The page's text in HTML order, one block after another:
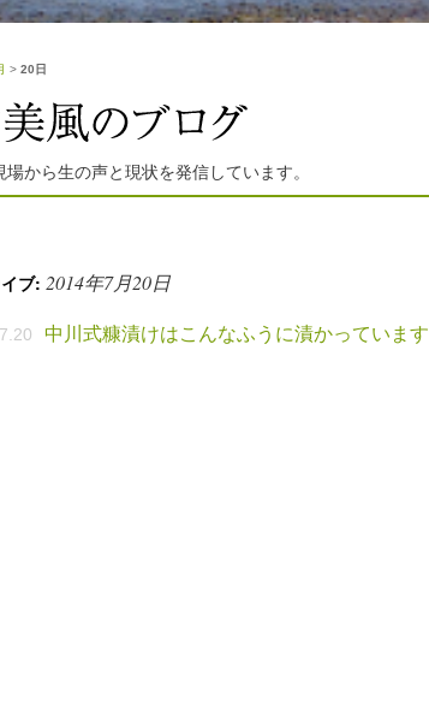
> 20日
から生の声と現状を発信しています。
ブ: 2014年7月20日
中川式糠漬けはこんなふうに漬かっています